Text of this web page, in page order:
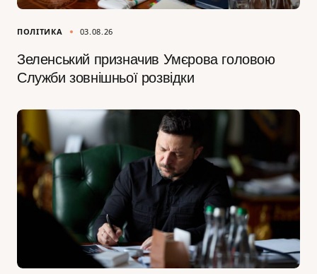
ПОЛІТИКА 03.08.26
Зеленський призначив Умєрова головою
Служби зовнішньої розвідки